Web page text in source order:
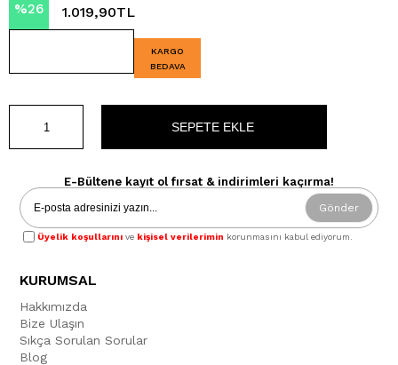
%26
1.019,90TL
KARGO
BEDAVA
E-Bültene kayıt ol fırsat & indirimleri kaçırma!
Gönder
Üyelik koşullarını ve kişisel verilerimin korunmasını kabul ediyorum.
KURUMSAL
Hakkımızda
Bize Ulaşın
Sıkça Sorulan Sorular
Blog